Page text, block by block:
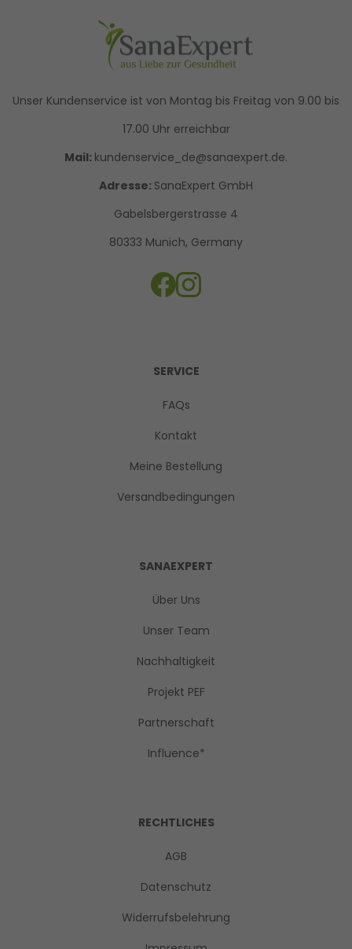
Unser Kundenservice ist von Montag bis Freitag von 9.00 bis
17.00 Uhr erreichbar
Mail: kundenservice_de@sanaexpert.de.
Adresse: SanaExpert GmbH
Gabelsbergerstrasse 4
80333 Munich, Germany
SERVICE
FAQs
Kontakt
Meine Bestellung
Versandbedingungen
SANAEXPERT
Über Uns
Unser Team
Nachhaltigkeit
Projekt PEF
Partnerschaft
Influence*
RECHTLICHES
AGB
Datenschutz
Widerrufsbelehrung